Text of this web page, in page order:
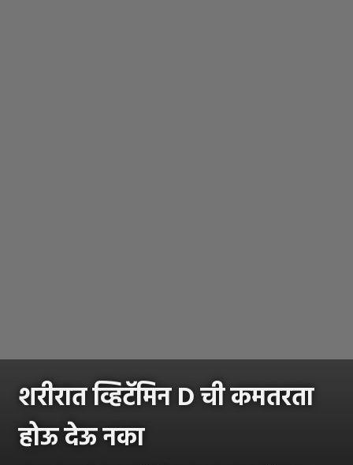
शरीरात व्हिटॅमिन D ची कमतरता
होऊ देऊ नका